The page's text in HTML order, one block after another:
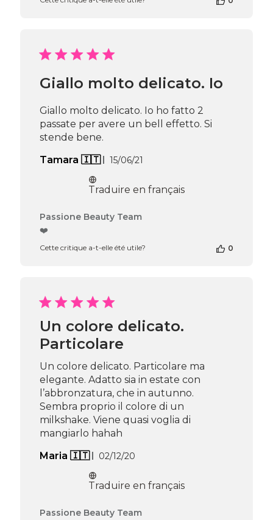
Beauty
du
Wed
Mar
Giallo molto delicato. Io
Giallo molto delicato. Io ho fatto 2
passate per avere un bell effetto. Si
stende bene.
Tamara 🇮🇹
Date
publication
15/06/21
Traduire en français
Commentaires
de
Passione
Beauty
Thu
Apr
16
2026
Passione Beauty Team
❤️
Cette critique a-t-elle été utile? 0
Un colore delicato.
Particolare
Un colore delicato. Particolare ma
elegante. Adatto sia in estate con
l’abbronzatura, che in autunno.
Sembra proprio il colore di un
milkshake. Viene quasi voglia di
mangiarlo hahah
Maria 🇮🇹
Date
publication
02/12/20
Traduire en français
Commentaires
Passione Beauty Team